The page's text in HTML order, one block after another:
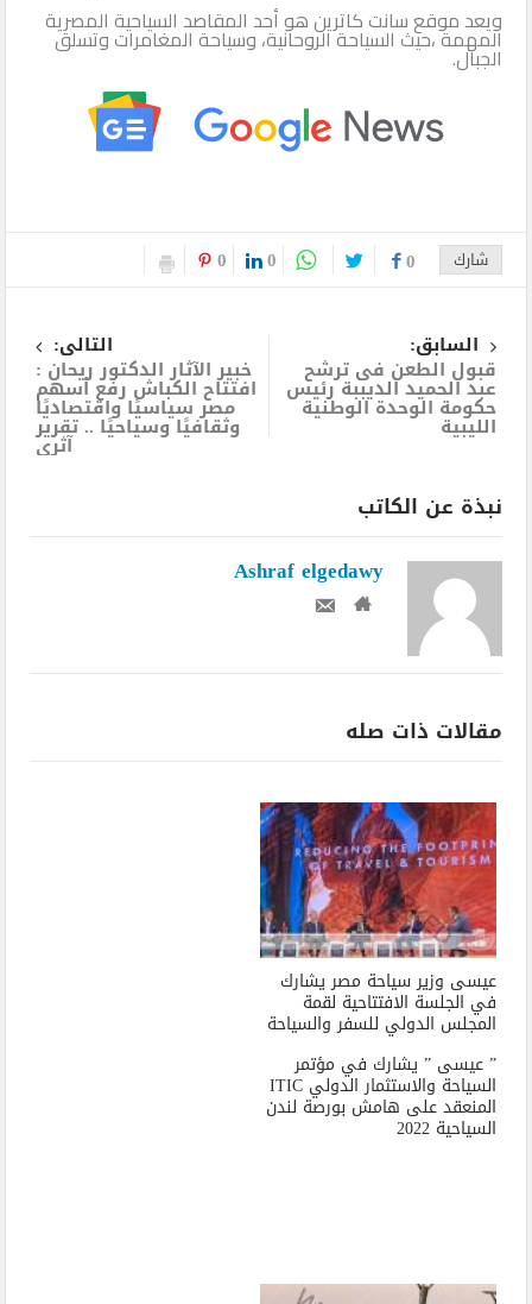
ويعد موقع سانت كاترين هو أحد المقاصد السياحية المصرية
المهمة ،حيث السياحة الروحانية، وسياحة المغامرات وتسلق
الجبال.
شارك 0
0
0
السابق:
قبول الطعن فى ترشح
عبد الحميد الديببة رئيس
حكومة الوحدة الوطنية
الليبية
التالى:
خبير الآثار الدكتور ريحان :
افتتاح الكباش رفع أسهم
مصر سياسيًا واقتصاديًا
وثقافيًا وسياحيًا .. تقرير
آثري
نبذة عن الكاتب
Ashraf elgedawy
مقالات ذات صله
عيسى وزير سياحة مصر يشارك
في الجلسة الافتتاحية لقمة
المجلس الدولي للسفر والسياحة
” عيسى ” يشارك في مؤتمر
السياحة والاستثمار الدولي ITIC
المنعقد على هامش بورصة لندن
السياحية 2022